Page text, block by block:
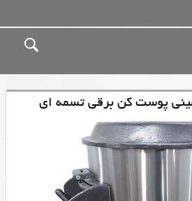
پوست کن برقی تسمه ای